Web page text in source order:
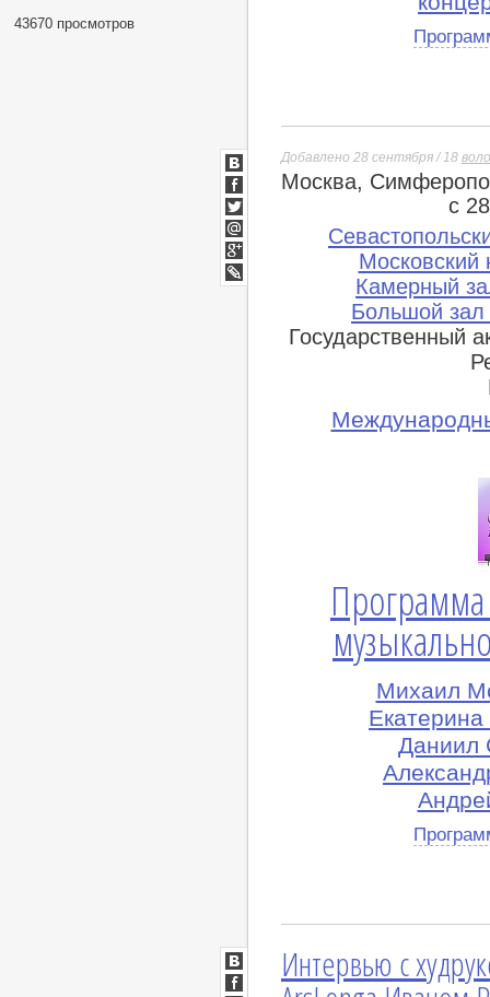
43670 просмотров
Добавлено 28 сентября / 18
Москва,
с
Московский
Камерный
Большой зал
Государственный
Михаил
Даниил
ВКонтакте
Facebook
Twitter
Мой
Мир
Google+
lj
Интервью с
ВКонтакте